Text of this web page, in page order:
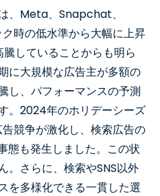
、Meta、Snapchat、
時の低水準から大幅に上昇
していることからも明ら
に大規模な広告主が多額の
し、パフォーマンスの予測
。2024年のホリデーシーズ
競争が激化し、検索広告の
態も発生しました。この状
。さらに、検索やSNS以外
を多様化できる一貫した選